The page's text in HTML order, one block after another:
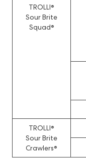
TROLLI®
Sour Brite
Squad®
TROLLI®
Sour Brite
Crawlers®